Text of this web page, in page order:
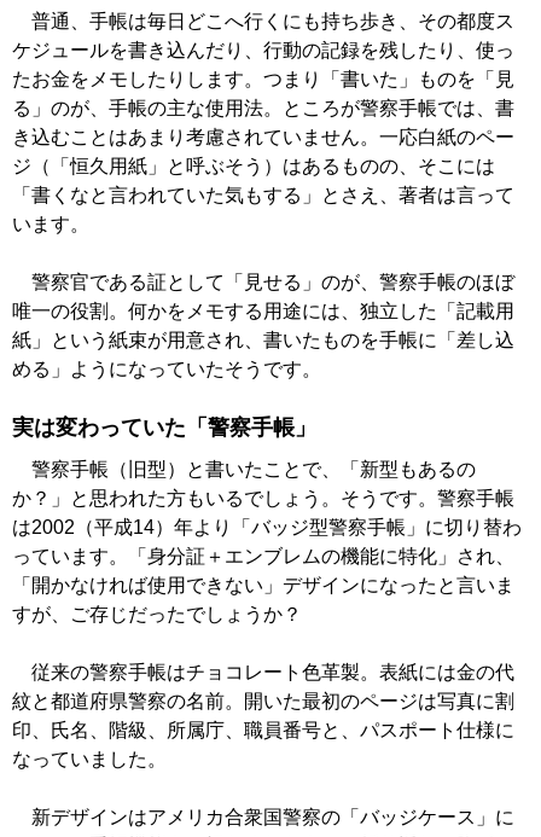
普通、手帳は毎日どこへ行くにも持ち歩き、その都度ス
ケジュールを書き込んだり、行動の記録を残したり、使っ
たお金をメモしたりします。つまり「書いた」ものを「見
る」のが、手帳の主な使用法。ところが警察手帳では、書
き込むことはあまり考慮されていません。一応白紙のペー
ジ（「恒久用紙」と呼ぶそう）はあるものの、そこには
「書くなと言われていた気もする」とさえ、著者は言って
います。
警察官である証として「見せる」のが、警察手帳のほぼ
唯一の役割。何かをメモする用途には、独立した「記載用
紙」という紙束が用意され、書いたものを手帳に「差し込
める」ようになっていたそうです。
実は変わっていた「警察手帳」
警察手帳（旧型）と書いたことで、「新型もあるの
か？」と思われた方もいるでしょう。そうです。警察手帳
は2002（平成14）年より「バッジ型警察手帳」に切り替わ
っています。「身分証＋エンブレムの機能に特化」され、
「開かなければ使用できない」デザインになったと言いま
すが、ご存じだったでしょうか？
従来の警察手帳はチョコレート色革製。表紙には金の代
紋と都道府県警察の名前。開いた最初のページは写真に割
印、氏名、階級、所属庁、職員番号と、パスポート仕様に
なっていました。
新デザインはアメリカ合衆国警察の「バッジケース」に